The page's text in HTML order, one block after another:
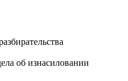
об изнасиловании